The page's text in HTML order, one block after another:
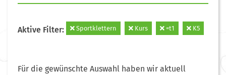
Aktive Filter: Sportklettern Kurs =t1 K5
Für die gewünschte Auswahl haben wir aktuell